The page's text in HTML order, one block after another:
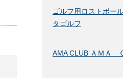
ゴルフ用ロストボー
タゴルフ
AMA CLUB ＡＭＡ